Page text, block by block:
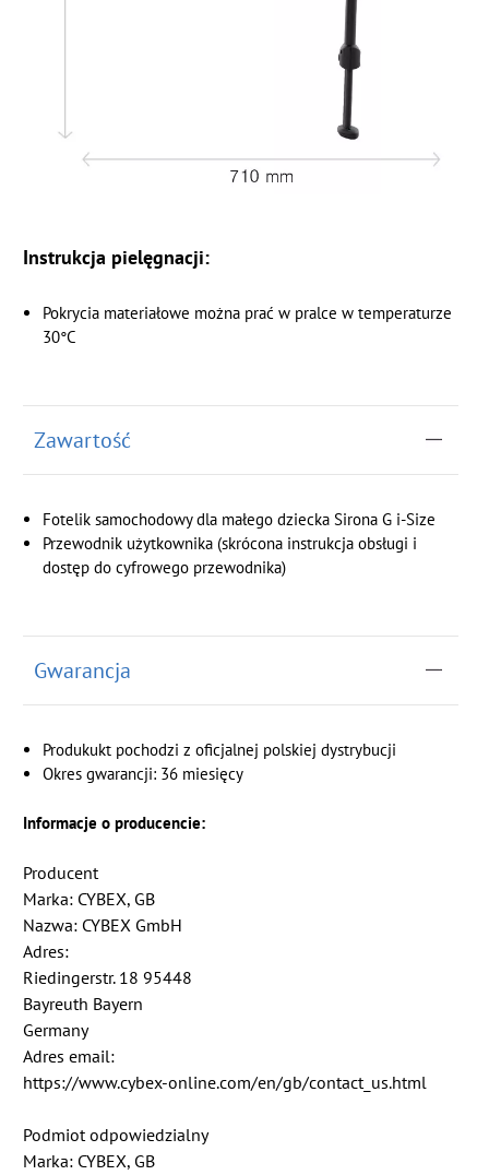
Instrukcja pielęgnacji:
Pokrycia materiałowe można prać w pralce w temperaturze
30°C
Zawartość
Fotelik samochodowy dla małego dziecka Sirona G i-Size
Przewodnik użytkownika (skrócona instrukcja obsługi i
dostęp do cyfrowego przewodnika)
Gwarancja
Produkukt pochodzi z oficjalnej polskiej dystrybucji
Okres gwarancji: 36 miesięcy
Informacje o producencie:
Producent
Marka: CYBEX, GB
Nazwa: CYBEX GmbH
Adres:
Riedingerstr. 18 95448
Bayreuth Bayern
Germany
Adres email:
https://www.cybex-online.com/en/gb/contact_us.html
Podmiot odpowiedzialny
Marka: CYBEX, GB